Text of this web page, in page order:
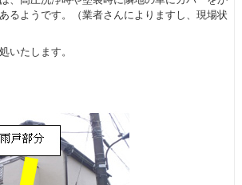
るようです。（業者さんによりますし、現場状
いたします。